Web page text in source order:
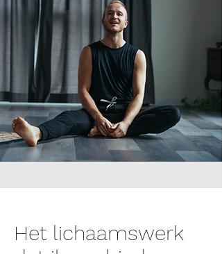
Het lichaamswerk